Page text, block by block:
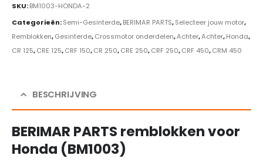
SKU:BM1003-HONDA-2
Categorieën:Semi-Gesinterde,BERIMAR PARTS,Selecteer jouw motor,
Remblokken,Gesinterde,Crossmotor onderdelen,Achter,Achter,Honda,
CR 125,CRE 125,CRF 150,CR 250,CRE 250,CRF 250,CRF 450,CRM 450
BESCHRIJVING
BERIMAR PARTS remblokken voor
Honda (BM1003)